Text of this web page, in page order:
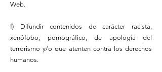
Web.
f) Difundir contenidos de carácter racista,
xenófobo, pornográfico, de apología del
terrorismo y/o que atenten contra los derechos
humanos.